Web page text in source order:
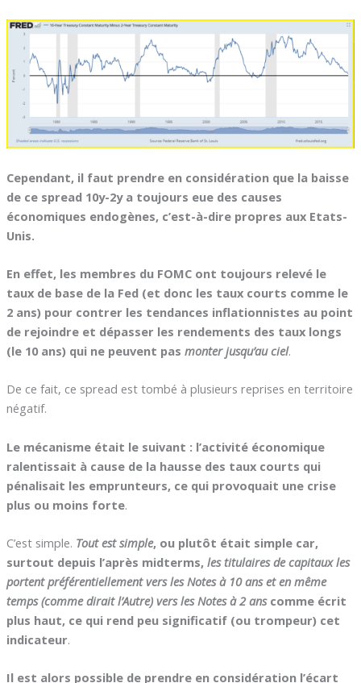
Cependant, il faut prendre en considération que la baisse
de ce spread 10y-2y a toujours eue des causes
économiques endogènes, c’est-à-dire propres aux Etats-
Unis.
En effet, les membres du FOMC ont toujours relevé le
taux de base de la Fed (et donc les taux courts comme le
2 ans) pour contrer les tendances inflationnistes au point
de rejoindre et dépasser les rendements des taux longs
(le 10 ans) qui ne peuvent pas monter jusqu’au ciel.
De ce fait, ce spread est tombé à plusieurs reprises en territoire
négatif.
Le mécanisme était le suivant : l’activité économique
ralentissait à cause de la hausse des taux courts qui
pénalisait les emprunteurs, ce qui provoquait une crise
plus ou moins forte.
C’est simple. Tout est simple, ou plutôt était simple car,
surtout depuis l’après midterms, les titulaires de capitaux les
portent préférentiellement vers les Notes à 10 ans et en même
temps (comme dirait l’Autre) vers les Notes à 2 anscomme écrit
plus haut, ce qui rend peu significatif (ou trompeur) cet
indicateur.
Il est alors possible de prendre en considération l’écart